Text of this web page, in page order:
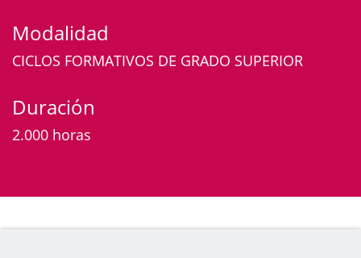
Modalidad
CICLOS FORMATIVOS DE GRADO SUPERIOR
Duración
2.000 horas